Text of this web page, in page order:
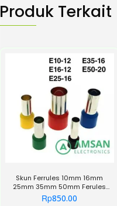
Produk Terkait
Skun Ferrules 10mm 16mm
25mm 35mm 50mm Ferules
Ferrule
Rp850.00